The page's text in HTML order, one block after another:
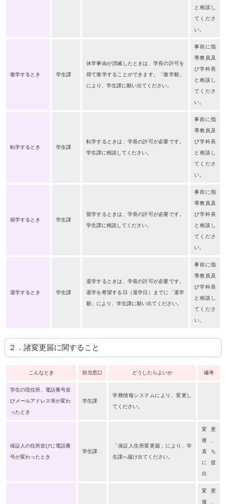
と相談し
てくださ
い。
復学するとき 学生課
休学事由が消滅したときは、学長の許可を
得て復学することができます。「復学願」
により、学生課に願い出てください。
事前に指
導教員及
び学科長
と相談し
てくださ
い。
転学するとき 学生課
転学するときは、学長の許可が必要です。
学生課に相談してください。
事前に指
導教員及
び学科長
と相談し
てくださ
い。
留学するとき 学生課
留学するときは、学長の許可が必要です。
学生課に相談してください。
事前に指
導教員及
び学科長
と相談し
てくださ
い。
退学するとき 学生課
退学するときは、学長の許可が必要です。
退学を希望する日（退学日）までに「退学
願」により、学生課に願い出てください。
事前に指
導教員及
び学科長
と相談し
てくださ
い。
２．諸変更届に関すること
こんなとき 担当窓口 どうしたらよいか 備考
学生の現住所、電話番号並
びメールアドレス等が変わ
ったとき
学生課
学務情報システムにより、変更し
てください。
保証人の住所並びに電話番
号が変わったとき
学生課
「保証人住所変更届」により、学
生課へ届け出てください。
変更
後、
直ち
に提
出
変更
後、